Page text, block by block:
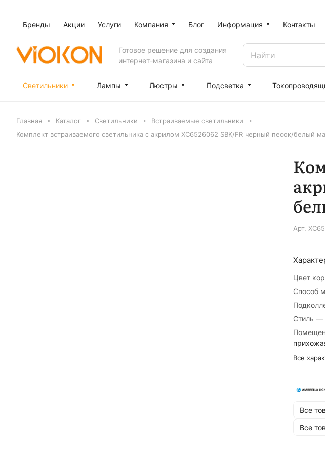
Бренды Акции Услуги Компания Блог Информация Контакты
Готовое решение для создания
интернет-магазина и сайта
Светильники Лампы Люстры Подсветка
Главная Каталог Светильники
Встраиваемые светильники
Комплект встраиваемого светильника с акрилом XC6526062 SBK/FR черный песок/белый
Арт.
Цвет
Способ
Стиль —
Все
Все
Все